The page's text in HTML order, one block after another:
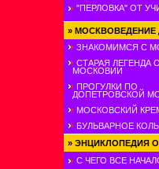
"ПЕРЛОВКА" ОТ
»
ЗНАКОМИМСЯ С
СТАРАЯ ЛЕГЕНДА О
МОСКОВИИ
ПРОГУЛКИ ПО
ДОПЕТРОВСКОЙ
МОСКОВСКИЙ
БУЛЬВАРНОЕ
» ЭНЦИКЛОПЕДИЯ
С ЧЕГО ВСЕ